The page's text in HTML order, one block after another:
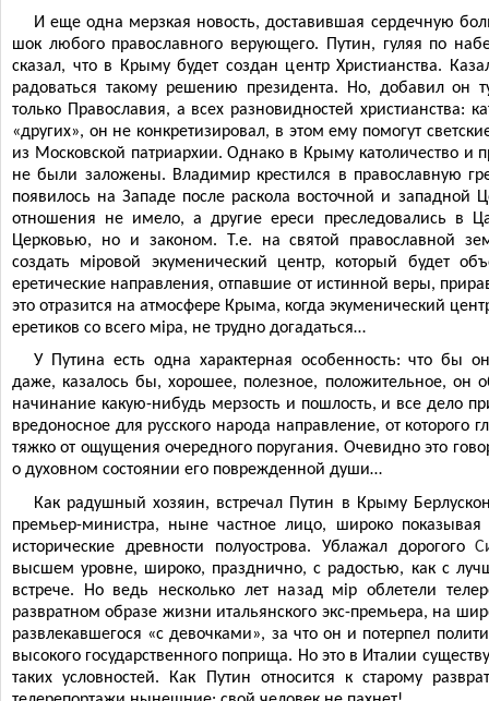
И еще одна мерзкая новость, доставившая сердечную
шок любого православного верующего. Путин, гуляя по
сказал, что в Крыму будет создан центр Христианства.
радоваться такому решению президента. Но, добавил он
только Православия, а всех разновидностей христианства:
«других», он не конкретизировал, в этом ему помогут
из Московской патриархии. Однако в Крыму католичество и
не были заложены. Владимир крестился в православную
появилось на Западе после раскола восточной и западной
отношения не имело, а другие ереси преследовались в
Церковью, но и законом. Т.е. на святой православной
создать мiровой экуменический центр, который будет
еретические направления, отпавшие от истинной веры,
это отразится на атмосфере Крыма, когда экуменический
еретиков со всего мiра, не трудно догадаться…
У Путина есть одна характерная особенность: что бы
даже, казалось бы, хорошее, полезное, положительное, он
начинание какую-нибудь мерзость и пошлость, и все дело
вредоносное для русского народа направление, от которого
тяжко от ощущения очередного поругания. Очевидно это
о духовном состоянии его поврежденной души…
Как радушный хозяин, встречал Путин в Крыму
премьер-министра, ныне частное лицо, широко показывая
исторические древности полуострова. Ублажал дорогого
высшем уровне, широко, празднично, с радостью, как с
встрече. Но ведь несколько лет назад мiр облетели
развратном образе жизни итальянского экс-премьера, на
развлекавшегося «с девочками», за что он и потерпел
высокого государственного поприща. Но это в Италии
таких условностей. Как Путин относится к старому